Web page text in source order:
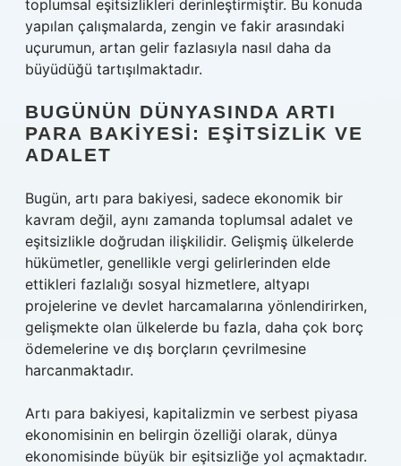
toplumsal eşitsizlikleri derinleştirmiştir. Bu konuda
yapılan çalışmalarda, zengin ve fakir arasındaki
uçurumun, artan gelir fazlasıyla nasıl daha da
büyüdüğü tartışılmaktadır.
BUGÜNÜN DÜNYASINDA ARTI
PARA BAKIYESI: EŞITSIZLIK VE
ADALET
Bugün, artı para bakiyesi, sadece ekonomik bir
kavram değil, aynı zamanda toplumsal adalet ve
eşitsizlikle doğrudan ilişkilidir. Gelişmiş ülkelerde
hükümetler, genellikle vergi gelirlerinden elde
ettikleri fazlalığı sosyal hizmetlere, altyapı
projelerine ve devlet harcamalarına yönlendirirken,
gelişmekte olan ülkelerde bu fazla, daha çok borç
ödemelerine ve dış borçların çevrilmesine
harcanmaktadır.
Artı para bakiyesi, kapitalizmin ve serbest piyasa
ekonomisinin en belirgin özelliği olarak, dünya
ekonomisinde büyük bir eşitsizliğe yol açmaktadır.